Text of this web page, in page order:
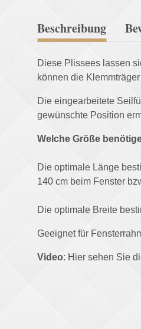
Beschreibung
Diese Plissees lassen
können die
Die eingearbeitete
gewünschte Position
Welche Größe
Die optimale Länge
140 cm beim Fenster
Die optimale Breite
Geeignet für
Video: Hier sehen Sie